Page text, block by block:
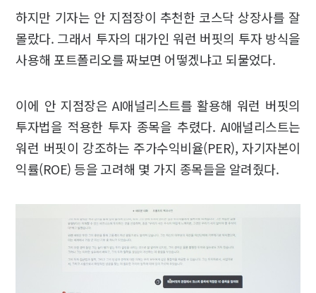
하지만 기자는 안 지점장이 추천한 코스닥 상장사를 잘
몰랐다. 그래서 투자의 대가인 워런 버핏의 투자 방식을
사용해 포트폴리오를 짜보면 어떻겠냐고 되물었다.
이에 안 지점장은 AI애널리스트를 활용해 워런 버핏의
투자법을 적용한 투자 종목을 추렸다. AI애널리스트는
워런 버핏이 강조하는 주가수익비율(PER), 자기자본이
익률(ROE) 등을 고려해 몇 가지 종목들을 알려줬다.